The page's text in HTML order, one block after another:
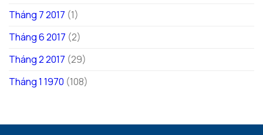
Tháng 7 2017 (1)
Tháng 6 2017 (2)
Tháng 2 2017 (29)
Tháng 1 1970 (108)